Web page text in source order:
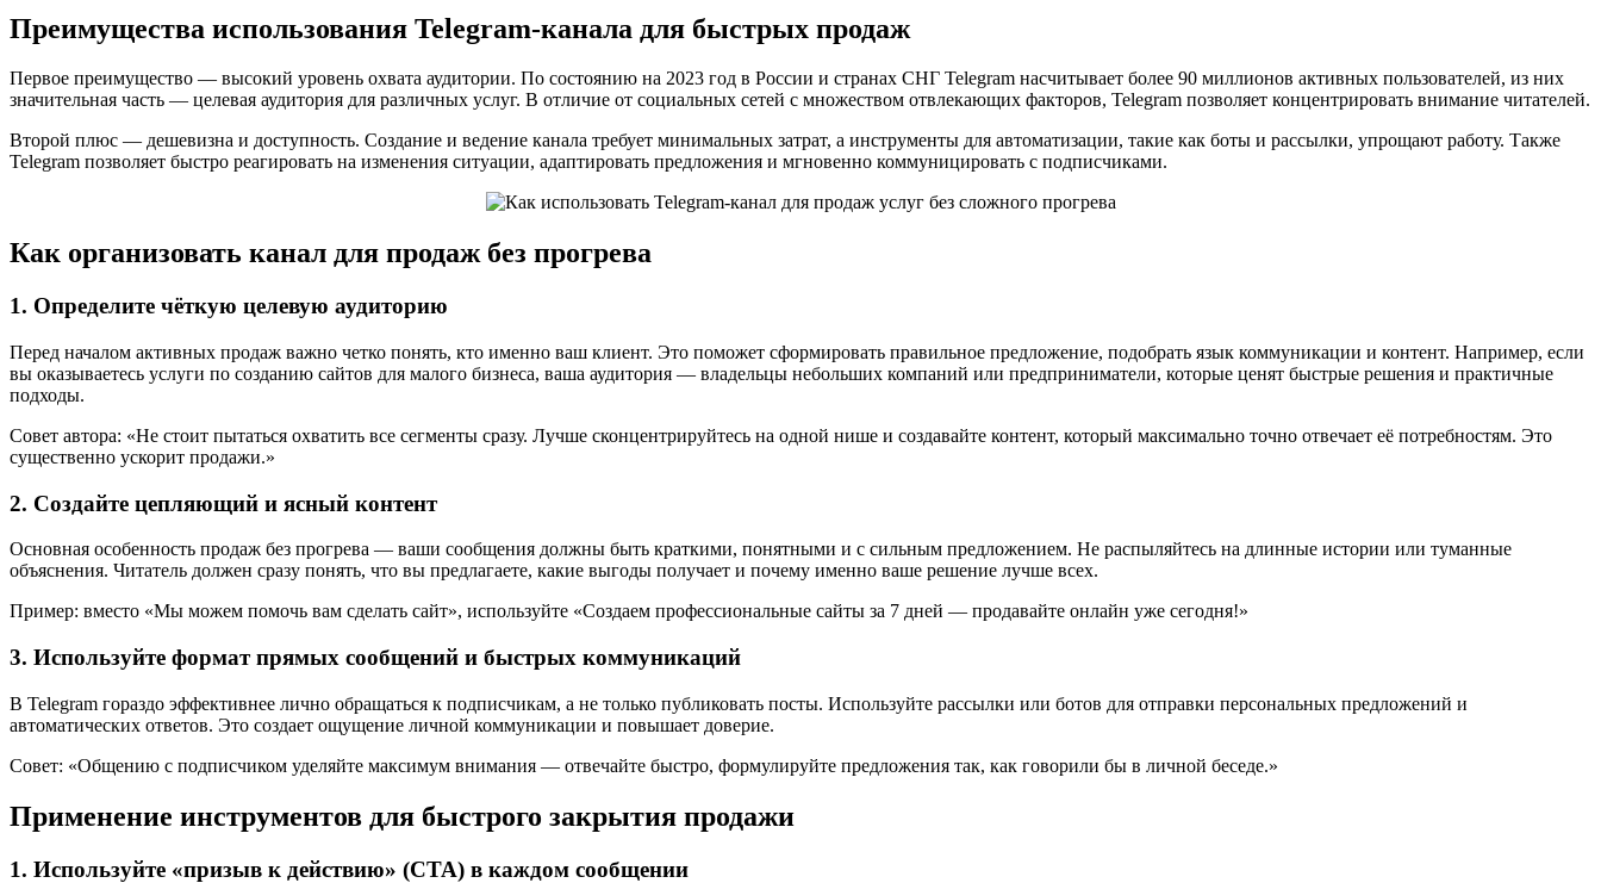
Преимущества использования Telegram-канала для быстрых продаж
Первое преимущество — высокий уровень охвата аудитории. По состоянию на 2023 год в России и странах СНГ Telegram насчитывает более 90 миллионов активных пользователей, из них
значительная часть — целевая аудитория для различных услуг. В отличие от социальных сетей с множеством отвлекающих факторов, Telegram позволяет концентрировать внимание читателей.
Второй плюс — дешевизна и доступность. Создание и ведение канала требует минимальных затрат, а инструменты для автоматизации, такие как боты и рассылки, упрощают работу. Также
Telegram позволяет быстро реагировать на изменения ситуации, адаптировать предложения и мгновенно коммуницировать с подписчиками.
Как организовать канал для продаж без прогрева
1. Определите чёткую целевую аудиторию
Перед началом активных продаж важно четко понять, кто именно ваш клиент. Это поможет сформировать правильное предложение, подобрать язык коммуникации и контент. Например, если
вы оказываетесь услуги по созданию сайтов для малого бизнеса, ваша аудитория — владельцы небольших компаний или предприниматели, которые ценят быстрые решения и практичные
подходы.
Совет автора: «Не стоит пытаться охватить все сегменты сразу. Лучше сконцентрируйтесь на одной нише и создавайте контент, который максимально точно отвечает её потребностям. Это
существенно ускорит продажи.»
2. Создайте цепляющий и ясный контент
Основная особенность продаж без прогрева — ваши сообщения должны быть краткими, понятными и с сильным предложением. Не распыляйтесь на длинные истории или туманные
объяснения. Читатель должен сразу понять, что вы предлагаете, какие выгоды получает и почему именно ваше решение лучше всех.
Пример: вместо «Мы можем помочь вам сделать сайт», используйте «Создаем профессиональные сайты за 7 дней — продавайте онлайн уже сегодня!»
3. Используйте формат прямых сообщений и быстрых коммуникаций
В Telegram гораздо эффективнее лично обращаться к подписчикам, а не только публиковать посты. Используйте рассылки или ботов для отправки персональных предложений и
автоматических ответов. Это создает ощущение личной коммуникации и повышает доверие.
Совет: «Общению с подписчиком уделяйте максимум внимания — отвечайте быстро, формулируйте предложения так, как говорили бы в личной беседе.»
Применение инструментов для быстрого закрытия продажи
1. Используйте «призыв к действию» (CTA) в каждом сообщении